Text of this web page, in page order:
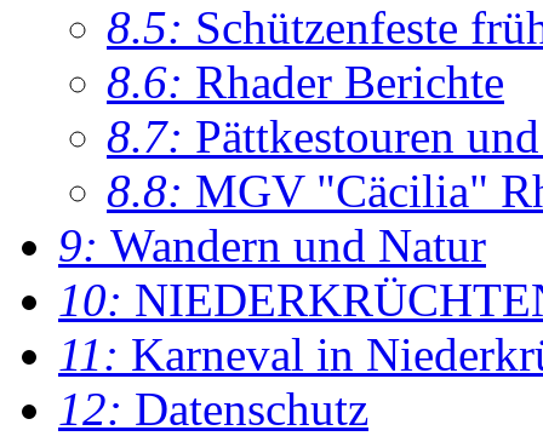
8.5: Schützenfeste
8.6: Rhader Berichte
8.7: Pättkestouren
8.8: MGV "Cäcilia"
9: Wandern und Natur
10:
11: Karneval in
12: Datenschutz